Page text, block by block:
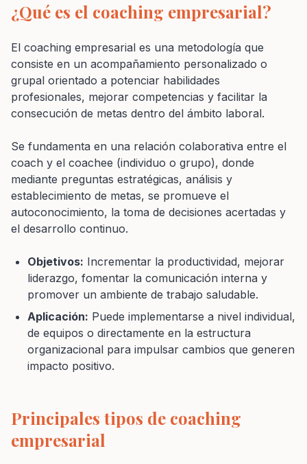
¿Qué es el coaching empresarial?
El coaching empresarial es una metodología que
consiste en un acompañamiento personalizado o
grupal orientado a potenciar habilidades
profesionales, mejorar competencias y facilitar la
consecución de metas dentro del ámbito laboral.
Se fundamenta en una relación colaborativa entre el
coach y el coachee (individuo o grupo), donde
mediante preguntas estratégicas, análisis y
establecimiento de metas, se promueve el
autoconocimiento, la toma de decisiones acertadas y
el desarrollo continuo.
Objetivos: Incrementar la productividad, mejorar
liderazgo, fomentar la comunicación interna y
promover un ambiente de trabajo saludable.
Aplicación: Puede implementarse a nivel individual,
de equipos o directamente en la estructura
organizacional para impulsar cambios que generen
impacto positivo.
Principales tipos de coaching
empresarial